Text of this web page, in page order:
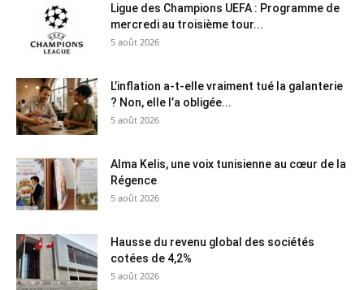
Ligue des Champions UEFA : Programme de
mercredi au troisième tour...
5 août 2026
L’inflation a-t-elle vraiment tué la galanterie
? Non, elle l’a obligée...
5 août 2026
Alma Kelis, une voix tunisienne au cœur de la
Régence
5 août 2026
Hausse du revenu global des sociétés
cotées de 4,2%
5 août 2026